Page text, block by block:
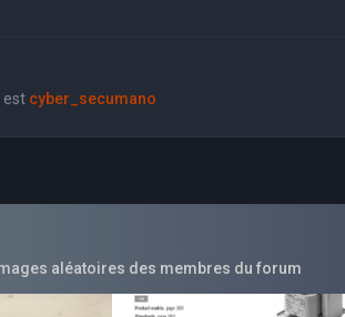
est cyber_secumano
aléatoires des membres du forum